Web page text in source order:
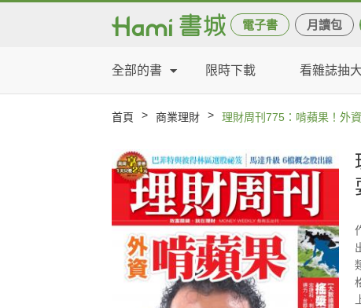
電子書 月讀包
全部的書 限時下載 看雜誌抽
首頁 > 商業理財 > 理財周刊775：啃蘋果！外